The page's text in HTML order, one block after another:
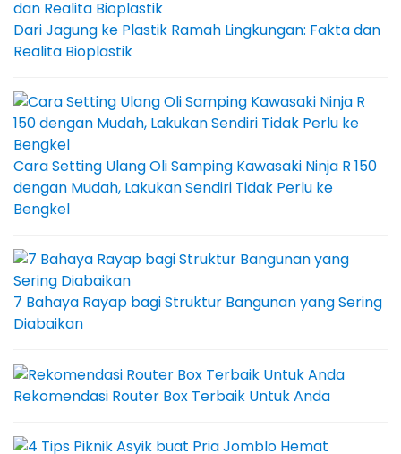
Dari Jagung ke Plastik Ramah Lingkungan: Fakta dan
Realita Bioplastik
Cara Setting Ulang Oli Samping Kawasaki Ninja R 150
dengan Mudah, Lakukan Sendiri Tidak Perlu ke
Bengkel
7 Bahaya Rayap bagi Struktur Bangunan yang Sering
Diabaikan
Rekomendasi Router Box Terbaik Untuk Anda